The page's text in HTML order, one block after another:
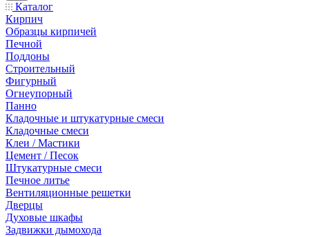
Каталог
Кирпич
Образцы кирпичей
Печной
Поддоны
Строительный
Фигурный
Огнеупорный
Панно
Кладочные и штукатурные смеси
Кладочные смеси
Клеи / Мастики
Цемент / Песок
Штукатурные смеси
Печное литье
Вентиляционные решетки
Дверцы
Духовые шкафы
Задвижки дымохода